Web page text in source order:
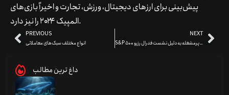
پیش‌بینی برای ارزهای دیجیتال، ورزش، تجارت و اخیراً بازی‌های
المپیک ۲۰۲۴ را نیز دارد.
PREVIOUS
انواع مختلف سبک‌های معاملاتی
NEXT
S&P 500 در آستانه هفته پرمشغله به دلیل نشست فدرال رزرو
داغ ترین مطالب